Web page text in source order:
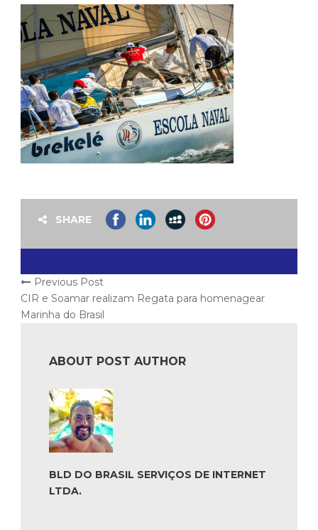
SHARE
Previous Post
CIR e Soamar realizam Regata para homenagear
Marinha do Brasil
ABOUT POST AUTHOR
BLD DO BRASIL SERVIÇOS DE INTERNET
LTDA.